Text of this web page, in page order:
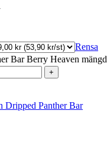
Rensa
Bar Berry Heaven mängd
Dripped Panther Bar